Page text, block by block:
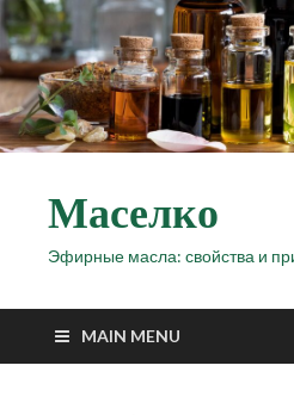
Маселко
Эфирные масла: свойства и
MAIN MENU